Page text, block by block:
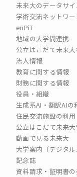
未来大のデータサ
学術交流ネットワー
enPiT
地域の大学間連携
公立はこだて未来
法人情報
教育に関する情報
財務に関する情報
役員・組織
生成系AI・翻訳AI
住民交流施設の利用
公立はこだて未来
動画で見る未来大
大学案内（デジタル
記念誌
資料請求・証明書